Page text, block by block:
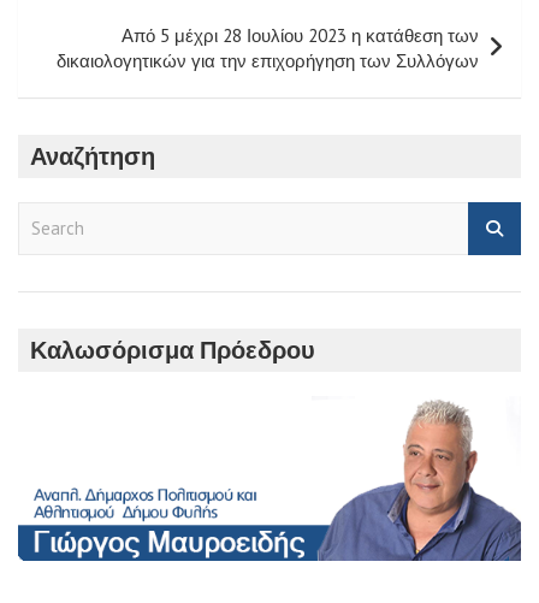
Από 5 μέχρι 28 Ιουλίου 2023 η κατάθεση των
δικαιολογητικών για την επιχορήγηση των Συλλόγων
Αναζήτηση
r
Καλωσόρισμα Πρόεδρου